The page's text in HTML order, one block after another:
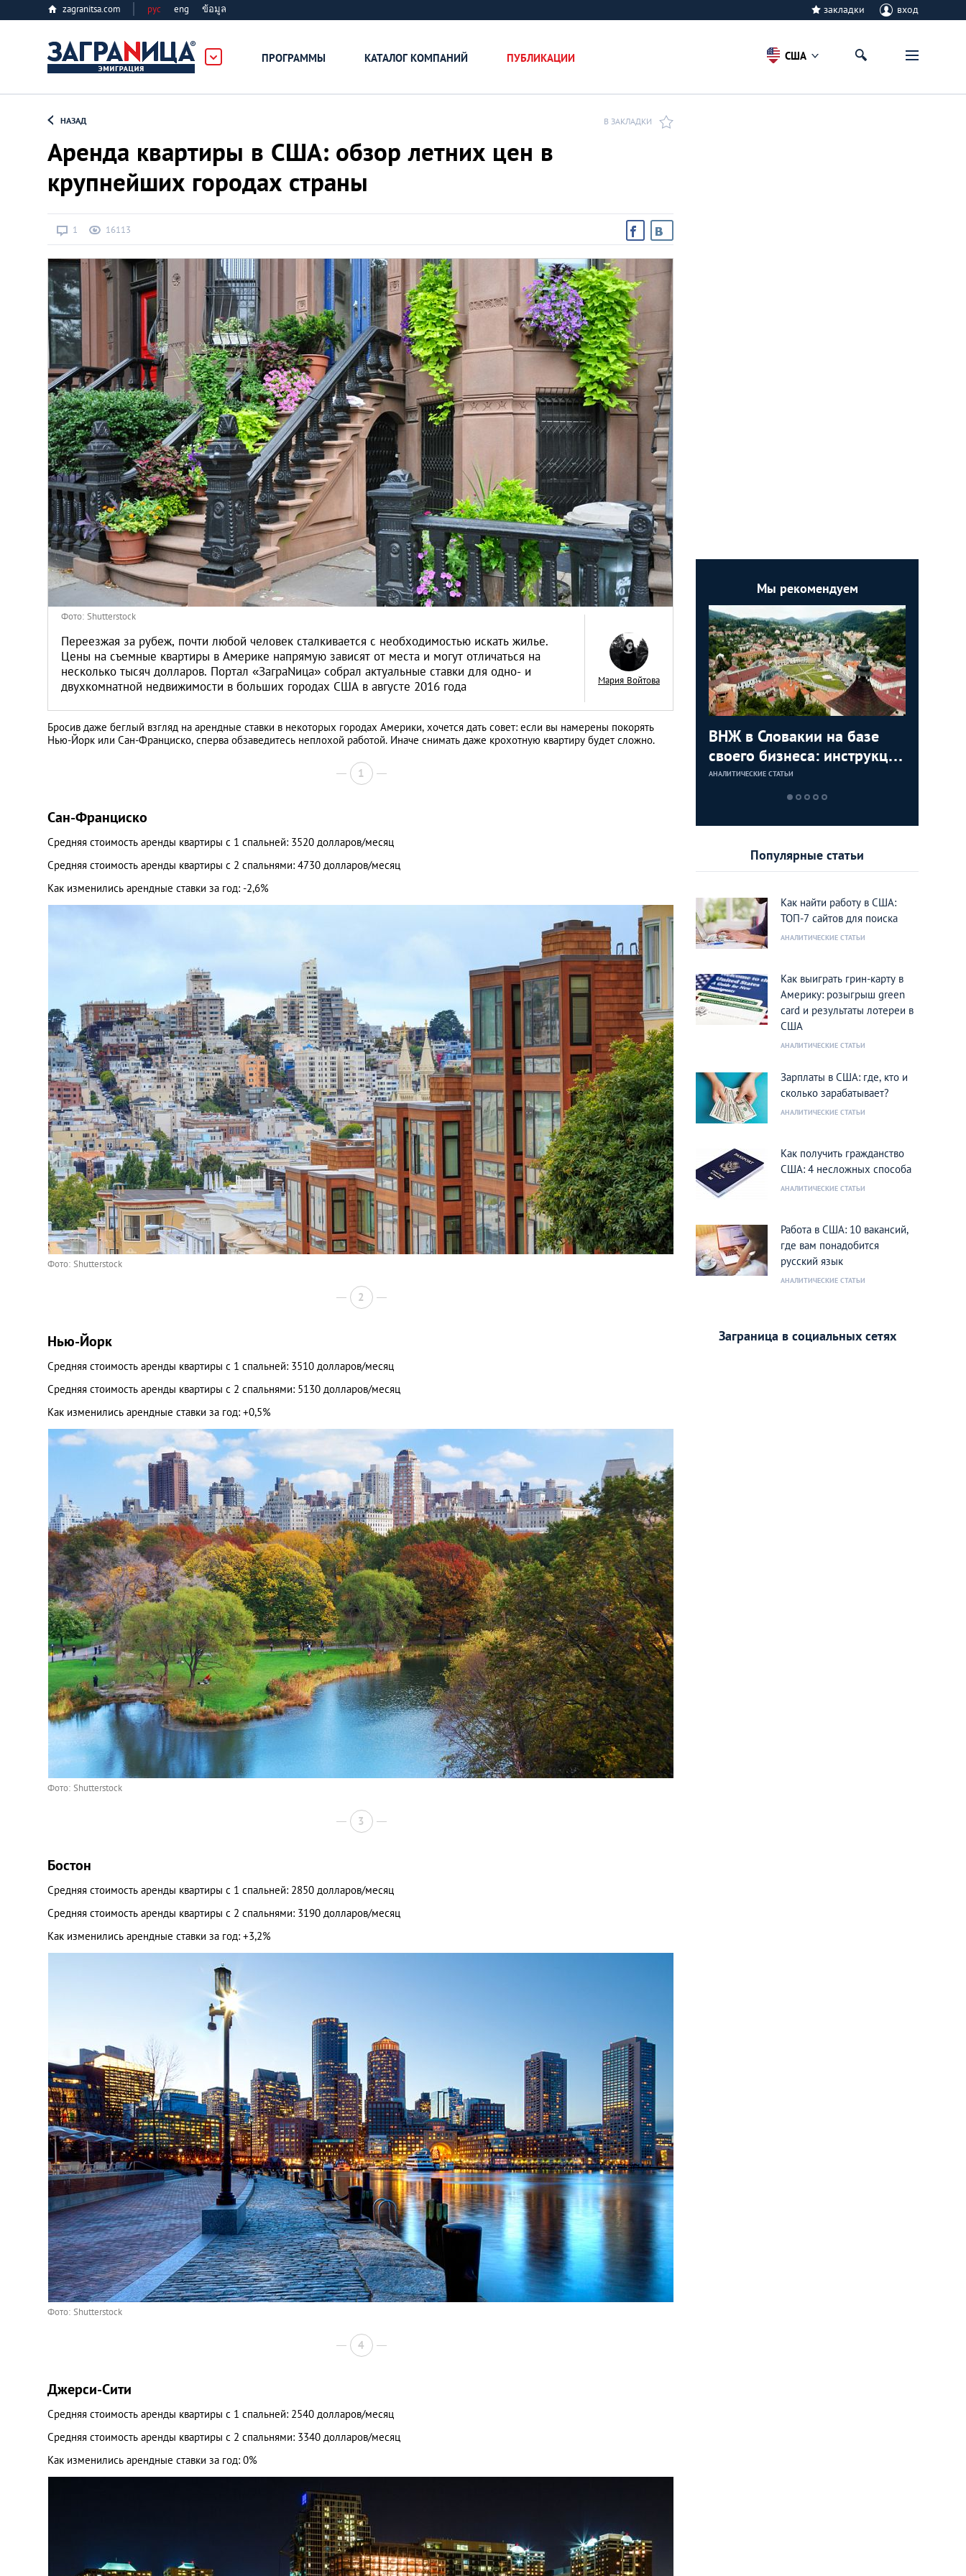
zagranitsa.com рус eng ข้อมูล закладки вход
ПРОГРАММЫ КАТАЛОГ КОМПАНИЙ ПУБЛИКАЦИИ
Все страны
Великобритания
Венгрия
Германия
Греция
Испания
Казахстан
Канада
Кипр
Латвия
Литва
Мальта
Польша
Словакия
Словения
Украина
Франция
Черногория
Эстония
Другие
США
НАЗАД В ЗАКЛАДКИ
Аренда квартиры в США: обзор летних цен в
крупнейших городах страны
1 16113
Фото: Shutterstock
Переезжая за рубеж, почти любой человек сталкивается с необходимостью искать жилье.
Цены на съемные квартиры в Америке напрямую зависят от места и могут отличаться на
несколько тысяч долларов. Портал «ЗаграNица» собрал актуальные ставки для одно- и
двухкомнатной недвижимости в больших городах США в августе 2016 года
Мария Войтова
Бросив даже беглый взгляд на арендные ставки в некоторых городах Америки, хочется дать совет: если вы намерены покорять
Нью-Йорк или Сан-Франциско, сперва обзаведитесь неплохой работой. Иначе снимать даже крохотную квартиру будет сложно.
1
Сан-Франциско
Средняя стоимость аренды квартиры с 1 спальней: 3520 долларов/месяц
Средняя стоимость аренды квартиры с 2 спальнями: 4730 долларов/месяц
Как изменились арендные ставки за год: -2,6%
Фото: Shutterstock
2
Нью-Йорк
Средняя стоимость аренды квартиры с 1 спальней: 3510 долларов/месяц
Средняя стоимость аренды квартиры с 2 спальнями: 5130 долларов/месяц
Как изменились арендные ставки за год: +0,5%
Фото: Shutterstock
3
Бостон
Средняя стоимость аренды квартиры с 1 спальней: 2850 долларов/месяц
Средняя стоимость аренды квартиры с 2 спальнями: 3190 долларов/месяц
Как изменились арендные ставки за год: +3,2%
Фото: Shutterstock
4
Джерси-Сити
Средняя стоимость аренды квартиры с 1 спальней: 2540 долларов/месяц
Средняя стоимость аренды квартиры с 2 спальнями: 3340 долларов/месяц
Как изменились арендные ставки за год: 0%
Мы рекомендуем
ВНЖ в Словакии на базе
своего бизнеса: инструкция
для граждан СНГ
АНАЛИТИЧЕСКИЕ СТАТЬИ
Как открыть бизнес в
Популярные статьи
Как найти работу в США:
ТОП-7 сайтов для поиска
АНАЛИТИЧЕСКИЕ СТАТЬИ
Как выиграть грин-карту в
Америку: розыгрыш green
card и результаты лотереи в
США
АНАЛИТИЧЕСКИЕ СТАТЬИ
Зарплаты в США: где, кто и
сколько зарабатывает?
АНАЛИТИЧЕСКИЕ СТАТЬИ
Как получить гражданство
США: 4 несложных способа
АНАЛИТИЧЕСКИЕ СТАТЬИ
Работа в США: 10 вакансий,
где вам понадобится
русский язык
АНАЛИТИЧЕСКИЕ СТАТЬИ
Заграница в социальных сетях